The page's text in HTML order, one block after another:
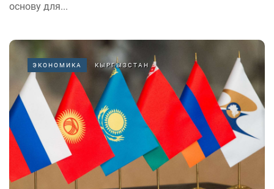
основу для...
ЭКОНОМИКА КЫРГЫЗСТАН